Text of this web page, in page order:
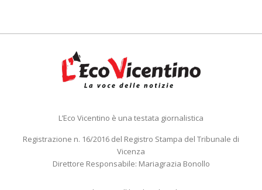
L’Eco Vicentino è una testata giornalistica
Registrazione n. 16/2016 del Registro Stampa del Tribunale di
Vicenza
Direttore Responsabile: Mariagrazia Bonollo